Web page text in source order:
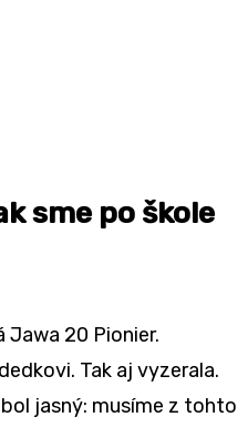
sme po škole
Jawa 20 Pionier.
Tak aj vyzerala.
jasný: musíme z tohto